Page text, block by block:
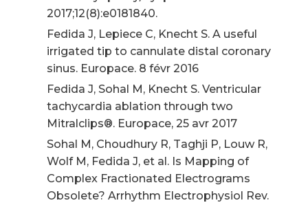
2017;12(8):e0181840.
Fedida J, Lepiece C, Knecht S. A useful
irrigated tip to cannulate distal coronary
sinus. Europace. 8 févr 2016
Fedida J, Sohal M, Knecht S. Ventricular
tachycardia ablation through two
Mitralclips®. Europace, 25 avr 2017
Sohal M, Choudhury R, Taghji P, Louw R,
Wolf M, Fedida J, et al. Is Mapping of
Complex Fractionated Electrograms
Obsolete? Arrhythm Electrophysiol Rev.